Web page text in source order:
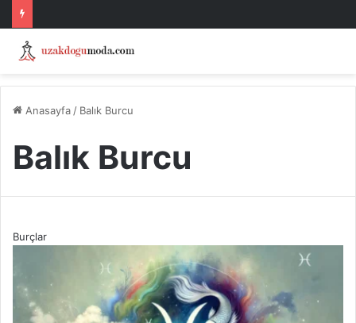
Anasayfa / Balık Burcu
Balık Burcu
Burçlar